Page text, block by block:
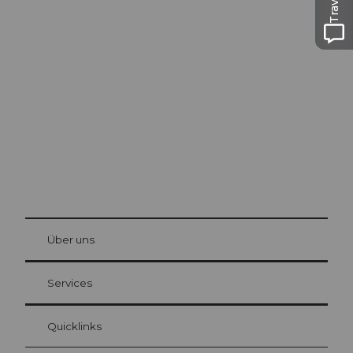
Gästekarte Luzern
Ihre Vorteile als Übernachtungsgast
at Bre
Über uns
Services
Quicklinks